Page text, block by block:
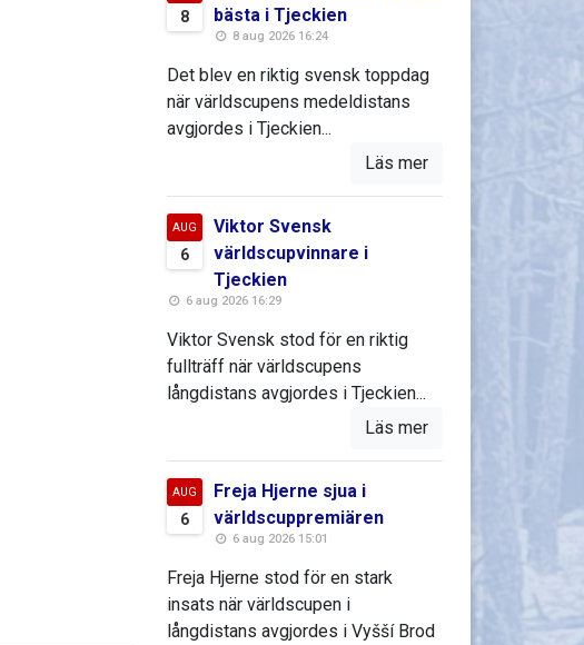
8
bästa i Tjeckien
8 aug 2026 16:24
Det blev en riktig svensk toppdag
när världscupens medeldistans
avgjordes i Tjeckien...
Läs mer
AUG
6
Viktor Svensk
världscupvinnare i
Tjeckien
6 aug 2026 16:29
Viktor Svensk stod för en riktig
fullträff när världscupens
långdistans avgjordes i Tjeckien...
Läs mer
AUG
6
Freja Hjerne sjua i
världscuppremiären
6 aug 2026 15:01
Freja Hjerne stod för en stark
insats när världscupen i
långdistans avgjordes i Vyšší Brod